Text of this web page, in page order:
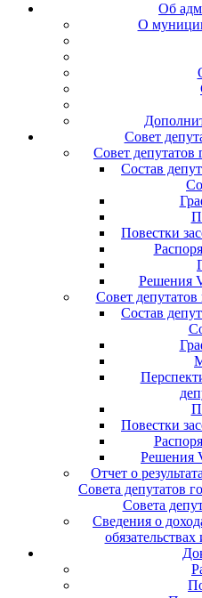
Об
О
Совет
Совет депутатов
Состав
Повестки
Решения
Совет
Состав
Повестки
Решения
Отчет о
Совета депутатов
Совета
Сведения о